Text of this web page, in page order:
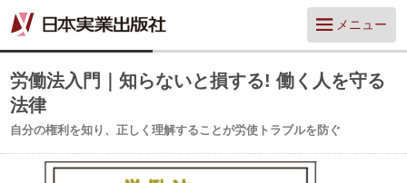
メニュー
労働法入門｜知らないと損する! 働く人を守る
法律
自分の権利を知り、正しく理解することが労使トラブルを防ぐ